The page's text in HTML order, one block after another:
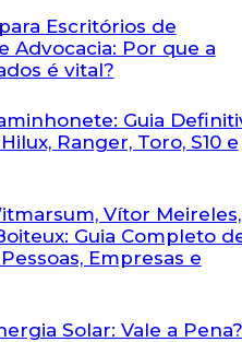
Escritórios de
Advocacia: Por que a
é vital?
Guia
Ranger, Toro, S10 e
Vítor
Guia Completo
Empresas e
Solar: Vale a